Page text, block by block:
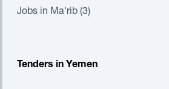
Jobs in Ma'rib (3)
Tenders in Yemen